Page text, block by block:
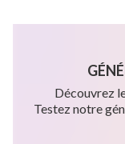
Découvrez
Testez notre